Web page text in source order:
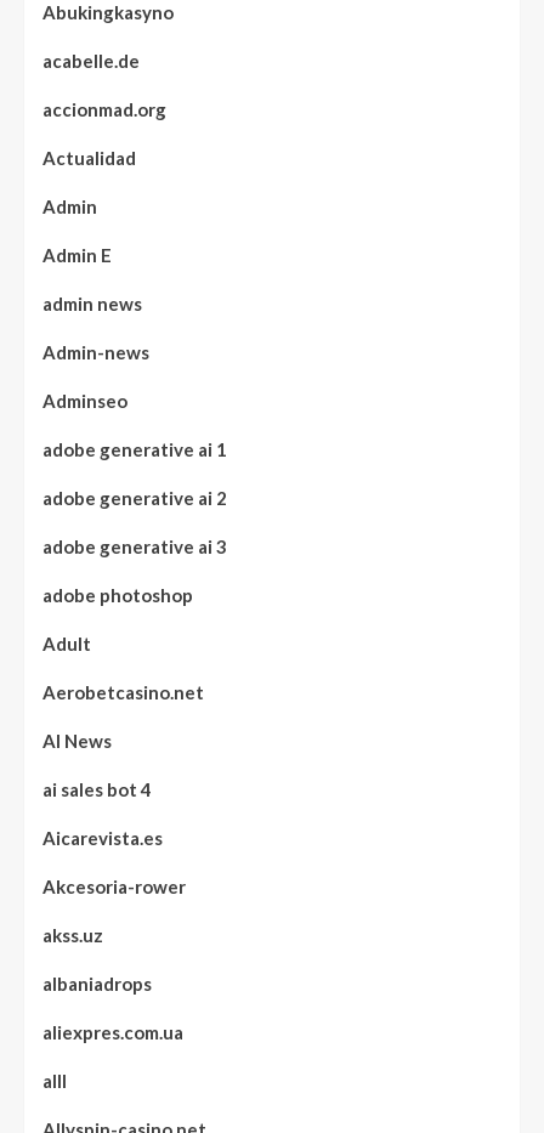
Abukingkasyno
acabelle.de
accionmad.org
Actualidad
Admin
Admin E
admin news
Admin-news
Adminseo
adobe generative ai 1
adobe generative ai 2
adobe generative ai 3
adobe photoshop
Adult
Aerobetcasino.net
AI News
ai sales bot 4
Aicarevista.es
Akcesoria-rower
akss.uz
albaniadrops
aliexpres.com.ua
alll